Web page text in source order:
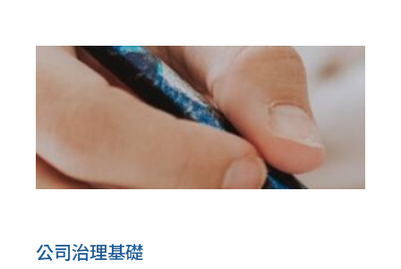
本架構、契約條款釋義與專業審閱技巧等，讓參與人
員能對契約條款有足夠的認識，有效保護企業利益，
公司治理基礎